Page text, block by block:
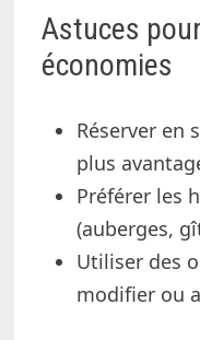
Astuces
économies
Réserver en
plus
Préférer les
(auberges,
Utiliser des
modifier ou